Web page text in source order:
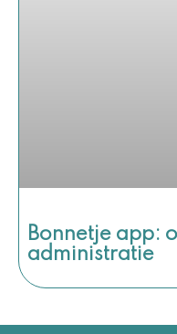
Bonnetje app:
administratie